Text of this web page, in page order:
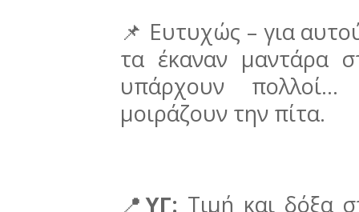
📌 Ευτυχώς – για
τα έκαναν μαντάρα
υπάρχουν
μοιράζουν την πίτα.
📍ΥΓ: Τιμή και δόξα